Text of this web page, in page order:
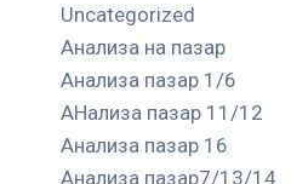
Uncategorized
Анализа на пазар
Анализа пазар 1/6
АНализа пазар 11/12
Анализа пазар 16
Анализа пазар7/13/14